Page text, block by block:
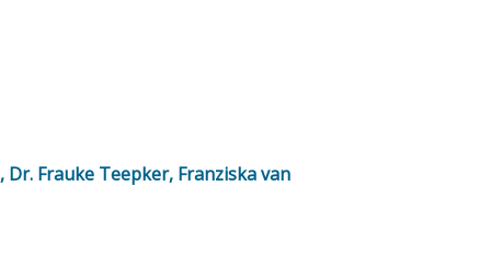
Frauke Teepker, Franziska van